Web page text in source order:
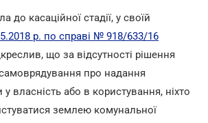
до касаційної стадії, у своїй
р. по справі № 918/633/16
що за відсутності рішення
про надання
власність або в користування, ніхто
землею комунальної